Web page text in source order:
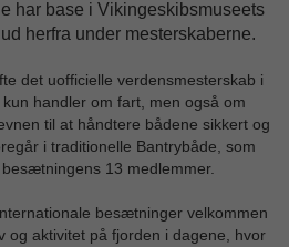
har base i Vikingeskibsmuseets
herfra under mesterskaberne.
det uofficielle verdensmesterskab i
handler om fart, men også om
til at håndtere bådene sikkert og
i traditionelle Bantrybåde, som
13 medlemmer.
besætninger velkommen
og aktivitet på fjorden i dagene, hvor